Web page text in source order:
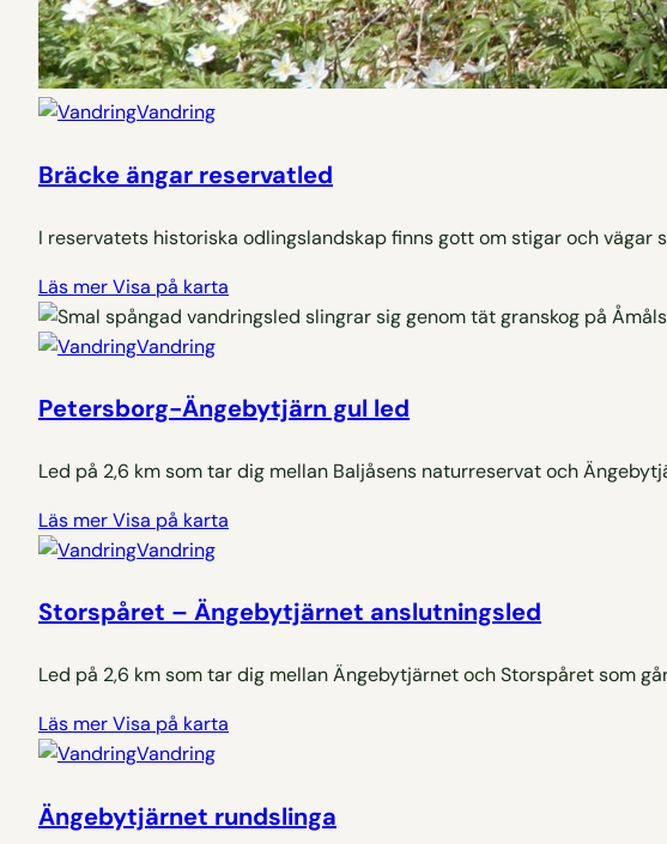
Vandring
Bräcke ängar reservatled
I reservatets historiska odlingslandskap finns gott om stigar och
Läs merVisa på karta
Vandring
Petersborg-Ängebytjärn gul led
Led på 2,6 km som tar dig mellan Baljåsens naturreservat och
Läs merVisa på karta
Vandring
Storspåret – Ängebytjärnet anslutningsled
Led på 2,6 km som tar dig mellan Ängebytjärnet och Storspåret som
Läs merVisa på karta
Vandring
Ängebytjärnet rundslinga